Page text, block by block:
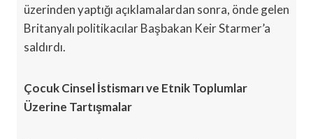
üzerinden yaptığı açıklamalardan sonra, önde gelen
Britanyalı politikacılar Başbakan Keir Starmer’a
saldırdı.
Çocuk Cinsel İstismarı ve Etnik Toplumlar
Üzerine Tartışmalar